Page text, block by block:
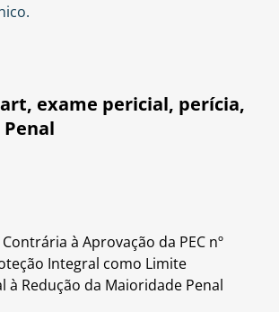
art, exame pericial, perícia,
Penal
à Aprovação da PEC nº
Integral como Limite
à Redução da Maioridade Penal